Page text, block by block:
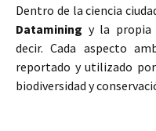
Dentro de la ciencia
Datamining y la propia
decir. Cada aspecto
reportado y utilizado
biodiversidad y